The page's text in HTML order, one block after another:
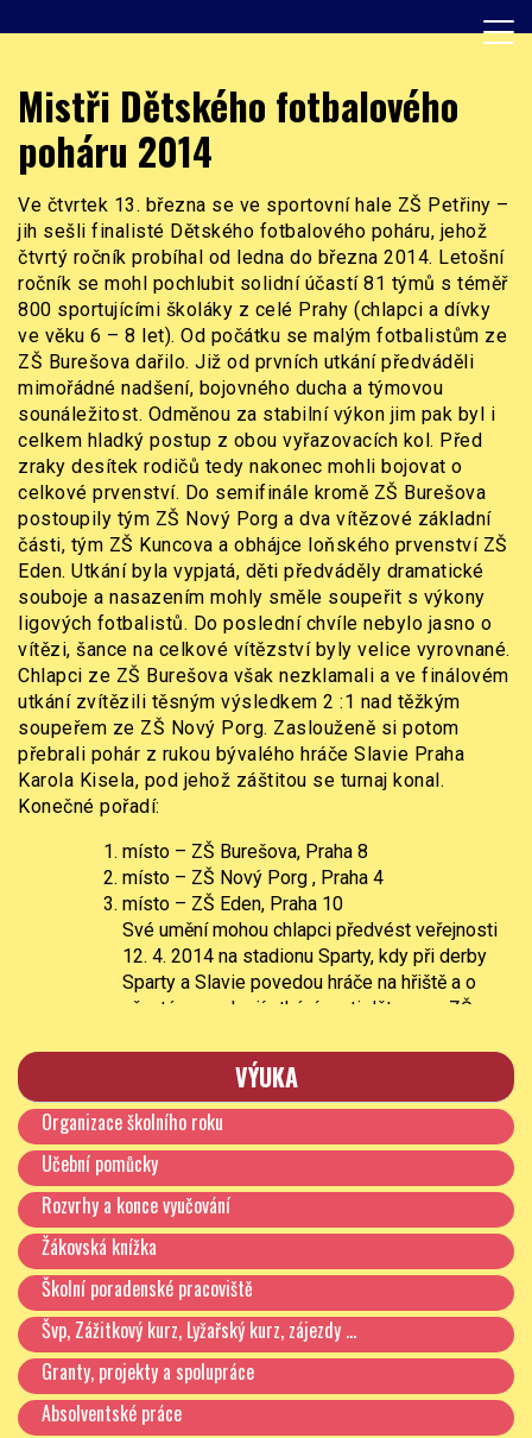
to
ZŠ Burešova
Mistři Dětského fotbalového
poháru 2014
Ve čtvrtek 13. března se ve sportovní hale ZŠ Petřiny –
jih sešli finalisté Dětského fotbalového poháru, jehož
čtvrtý ročník probíhal od ledna do března 2014. Letošní
ročník se mohl pochlubit solidní účastí 81 týmů s téměř
800 sportujícími školáky z celé Prahy (chlapci a dívky
ve věku 6 – 8 let). Od počátku se malým fotbalistům ze
ZŠ Burešova dařilo. Již od prvních utkání předváděli
mimořádné nadšení, bojovného ducha a týmovou
sounáležitost. Odměnou za stabilní výkon jim pak byl i
celkem hladký postup z obou vyřazovacích kol. Před
zraky desítek rodičů tedy nakonec mohli bojovat o
celkové prvenství. Do semifinále kromě ZŠ Burešova
postoupily tým ZŠ Nový Porg a dva vítězové základní
části, tým ZŠ Kuncova a obhájce loňského prvenství ZŠ
Eden. Utkání byla vypjatá, děti předváděly dramatické
souboje a nasazením mohly směle soupeřit s výkony
ligových fotbalistů. Do poslední chvíle nebylo jasno o
vítězi, šance na celkové vítězství byly velice vyrovnané.
Chlapci ze ZŠ Burešova však nezklamali a ve finálovém
utkání zvítězili těsným výsledkem 2 :1 nad těžkým
soupeřem ze ZŠ Nový Porg. Zaslouženě si potom
přebrali pohár z rukou bývalého hráče Slavie Praha
Karola Kisela, pod jehož záštitou se turnaj konal.
Konečné pořadí:
místo – ZŠ Burešova, Praha 8
místo – ZŠ Nový Porg , Praha 4
místo – ZŠ Eden, Praha 10
Své umění mohou chlapci předvést veřejnosti
12. 4. 2014 na stadionu Sparty, kdy při derby
Sparty a Slavie povedou hráče na hřiště a o
přestávce sehrají utkání proti dětem ze ZŠ
A zde jsou naši uspěšní fotbalisté:
Adam Jelínek a Václav Kratěna – 1.B,
Štěpán Kefurt, David Ježek a Adam Ježek – 2.A,
Martin Pamětický, Filip Meško a Ivan Merkulov – 2.B,
Aleš Kuchař a Tadeáš Němec – 2.C,
Jiří Vajnar, Josef Němec a Matyáš Hrazdíra – 2.D
VÝUKA
Organizace školního roku
Učební pomůcky
Rozvrhy a konce vyučování
Žákovská knížka
Školní poradenské pracoviště
Švp, Zážitkový kurz, Lyžařský kurz, zájezdy …
Granty, projekty a spolupráce
Absolventské práce